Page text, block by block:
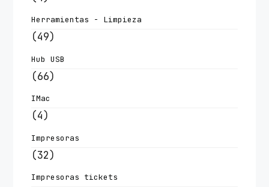
Herramientas - Limpieza
(49)
Hub USB
(66)
IMac
(4)
Impresoras
(32)
Impresoras tickets